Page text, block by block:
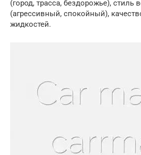
(город, трасса, бездорожье), стиль
(агрессивный, спокойный),
жидкостей.